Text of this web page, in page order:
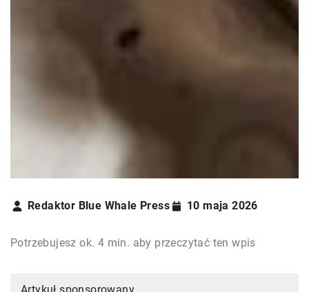
Redaktor Blue Whale Press 10 maja 2026
Potrzebujesz ok. 4 min. aby przeczytać ten wpis